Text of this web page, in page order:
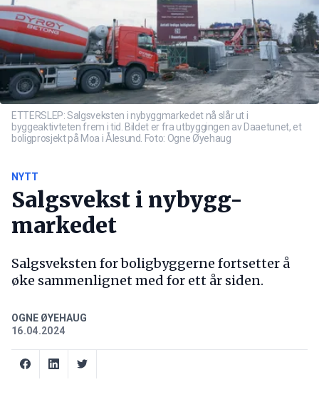
ETTERSLEP: Salgsveksten i nybyggmarkedet nå slår ut i
byggeaktivteten frem i tid. Bildet er fra utbyggingen av Daaetunet, et
boligprosjekt på Moa i Ålesund. Foto: Ogne Øyehaug
NYTT
Salgsvekst i nybygg-
markedet
Salgsveksten for boligbyggerne fortsetter å
øke sammenlignet med for ett år siden.
OGNE ØYEHAUG
16.04.2024